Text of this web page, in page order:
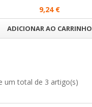
9,24 €
ADICIONAR AO CARRINHO
um total de 3 artigo(s)